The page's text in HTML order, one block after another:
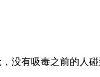
没有吸毒之前的人